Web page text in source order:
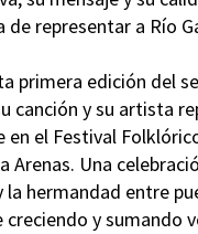
de representar a Río
primera edición del
canción y su artista
en el Festival
Arenas. Una
la hermandad entre
creciendo y sumando